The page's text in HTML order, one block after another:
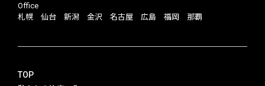
Office
札幌 仙台 新潟 金沢 名古屋 広島 福岡 那覇
TOP